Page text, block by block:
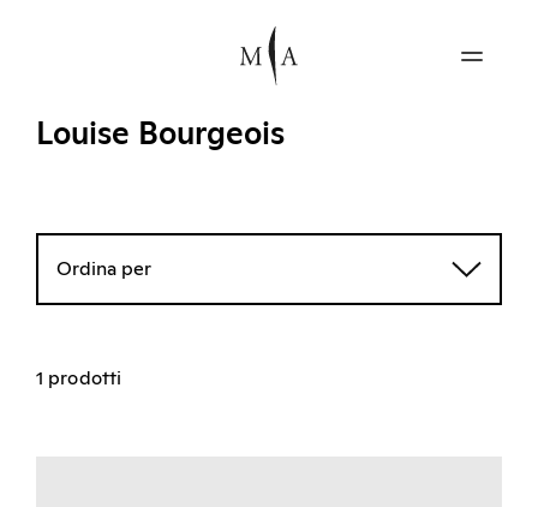
Louise Bourgeois
Ordina per
1 prodotti